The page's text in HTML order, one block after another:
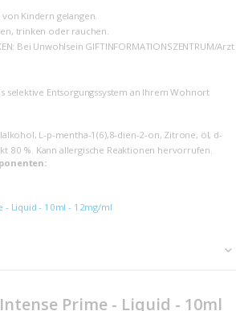
Kindern gelangen.
trinken oder rauchen.
Bei Unwohlsein GIFTINFORMATIONSZENTRUM/Arzt
selektive Entsorgungssystem an Ihrem Wohnort
L-p-mentha-1(6),8-dien-2-on, Zitrone, öl, d-
80 %. Kann allergische Reaktionen hervorrufen.
- Liquid - 10ml - 12mg/ml
Prime - Liquid - 10ml